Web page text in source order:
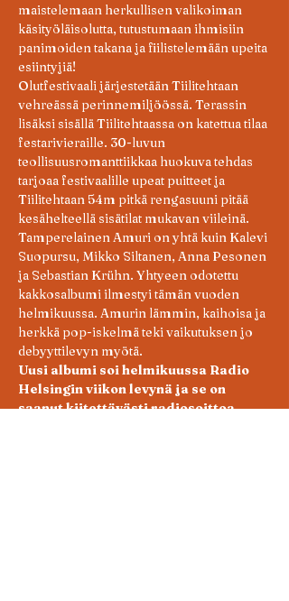
maistelemaan herkullisen valikoiman
käsityöläisolutta, tutustumaan ihmisiin
panimoiden takana ja fiilistelemään upeita
esiintyjiä!
Olutfestivaali järjestetään Tiilitehtaan
vehreässä perinnemiljöössä. Terassin
lisäksi sisällä Tiilitehtaassa on katettua tilaa
festarivieraille. 30-luvun
teollisuusromanttiikkaa huokuva tehdas
tarjoaa festivaalille upeat puitteet ja
Tiilitehtaan 54m pitkä rengasuuni pitää
kesähelteellä sisätilat mukavan viileinä.
Tamperelainen Amuri on yhtä kuin Kalevi
Suopursu, Mikko Siltanen, Anna Pesonen
ja Sebastian Krühn. Yhtyeen odotettu
kakkosalbumi ilmestyi tämän vuoden
helmikuussa. Amurin lämmin, kaihoisa ja
herkkä pop-iskelmä teki vaikutuksen jo
debyyttilevyn myötä.
Uusi albumi soi helmikuussa Radio
Helsingin viikon levynä ja se on
saanut kiitettävästi radiosoittoa.